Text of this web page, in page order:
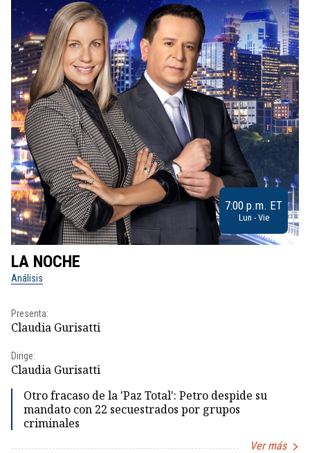
7:00 p.m. ET
Lun - Vie
LA NOCHE
Análisis
Presenta:
Claudia Gurisatti
Dirige:
Claudia Gurisatti
Otro fracaso de la 'Paz Total': Petro despide su
mandato con 22 secuestrados por grupos
criminales
Ver más